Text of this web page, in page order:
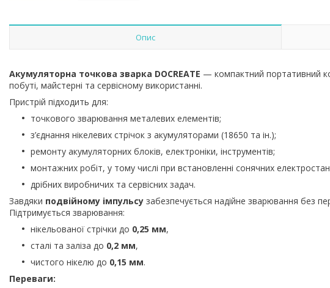
Опис
Акумуляторна точкова зварка DOCREATE — компактний портативний
побуті, майстерні та сервісному використанні.
Пристрій підходить для:
точкового зварювання металевих елементів;
з’єднання нікелевих стрічок з акумуляторами (18650 та ін.);
ремонту акумуляторних блоків, електроніки, інструментів;
монтажних робіт, у тому числі при встановленні сонячних
дрібних виробничих та сервісних задач.
Завдяки подвійному імпульсу забезпечується надійне зварювання без
Підтримується зварювання:
нікельованої стрічки до 0,25 мм,
сталі та заліза до 0,2 мм,
чистого нікелю до 0,15 мм.
Переваги: